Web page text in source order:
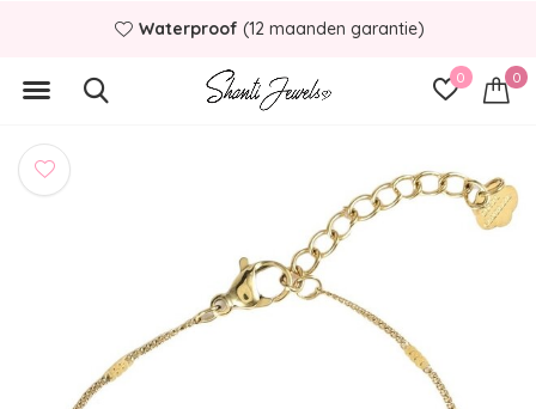
0 0
Waterproof (12 maanden garantie)